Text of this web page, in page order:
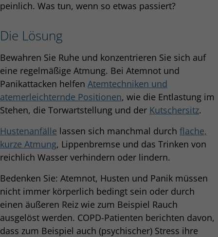
peinlich. Was tun, wenn so etwas passiert?
Die Lösung
Bewahren Sie Ruhe und konzentrieren Sie sich auf
eine regelmäßige Atmung. Bei Atemnot und
Panikattacken helfen Atemtechniken und
atemerleichternde Positionen, wie die Entlastung im
Stehen, die Torwartstellung und der Kutschersitz.
Hustenanfälle lassen sich manchmal durch flache,
kurze Atmung, Lippenbremse und das Trinken von
reichlich Wasser verhindern oder lindern.
Bedenken Sie: Atemnot, Husten und Panik müssen
nicht immer körperlich bedingt sein oder durch
einen äußeren Reiz wie zum Beispiel Rauch
ausgelöst werden. COPD-Patienten berichten davon,
dass zum Beispiel auch (psychischer) Stress ihre